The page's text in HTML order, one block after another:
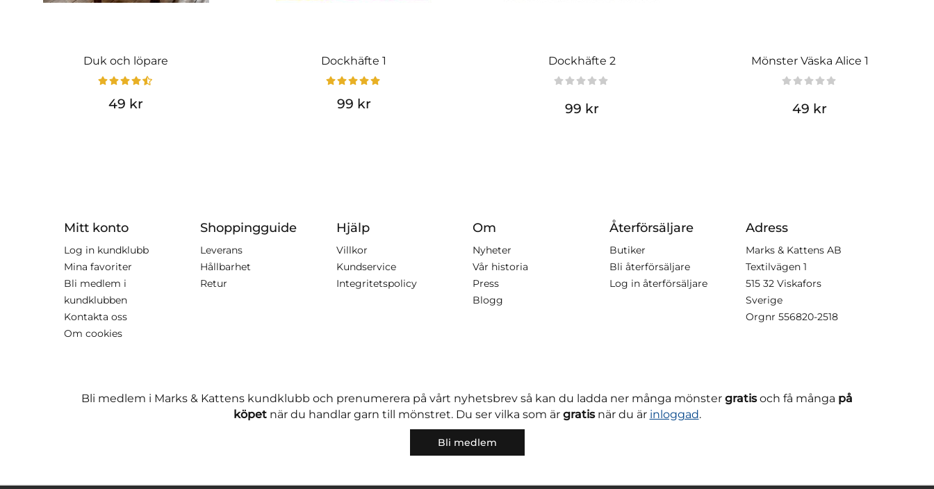
Duk och löpare
49 kr
Dockhäfte 1
99 kr
Dockhäfte 2
99 kr
Mönster Väska Alice 1
49 kr
Mitt konto
Log in kundklubb
Mina favoriter
Bli medlem i
kundklubben
Kontakta oss
Om cookies
Shoppingguide
Leverans
Hållbarhet
Retur
Hjälp
Villkor
Kundservice
Integritetspolicy
Om
Nyheter
Vår historia
Press
Blogg
Återförsäljare
Butiker
Bli återförsäljare
Log in återförsäljare
Adress
Marks & Kattens AB
Textilvägen 1
515 32 Viskafors
Sverige
Orgnr 556820-2518
Bli medlem i Marks & Kattens kundklubb och prenumerera på vårt nyhetsbrev så kan du ladda ner många mönster gratisoch få många på
köpetnär du handlar garn till mönstret. Du ser vilka som är gratisnär du är inloggad.
Bli medlem